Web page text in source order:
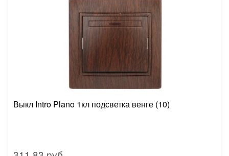
Выкл Intro Plano 1кл подсветка венге (10)